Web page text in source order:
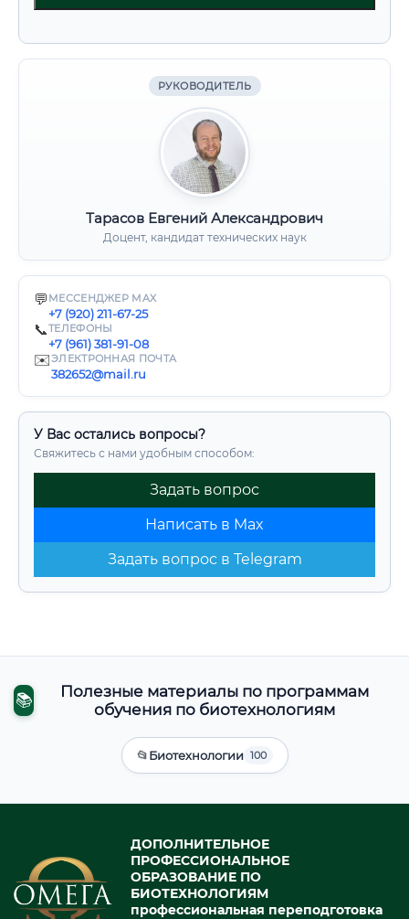
РУКОВОДИТЕЛЬ
Тарасов Евгений Александрович
Доцент, кандидат технических наук
💬 МЕССЕНДЖЕР MAX
+7 (920) 211-67-25
📞ТЕЛЕФОНЫ
+7 (961) 381-91-08
✉️ЭЛЕКТРОННАЯ ПОЧТА
382652@mail.ru
У Вас остались вопросы?
Свяжитесь с нами удобным способом:
Задать вопрос
Написать в Max
Задать вопрос в Telegram
📚
Полезные материалы по программам
обучения по биотехнологиям
📂Биотехнологии 100
ДОПОЛНИТЕЛЬНОЕ
ПРОФЕССИОНАЛЬНОЕ
ОБРАЗОВАНИЕ ПО
БИОТЕХНОЛОГИЯМ
профессиональная переподготовка